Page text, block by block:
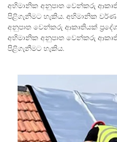
අභිමානික අනුපාත වෙන්කරු
පිළිගැනීමට හැකිය. අභිමානික
අනුපාත වෙන්කරු ආකෘතියක්
අභිමානික අනුපාත වෙන්කරු
පිළිගැනීමට හැකිය.